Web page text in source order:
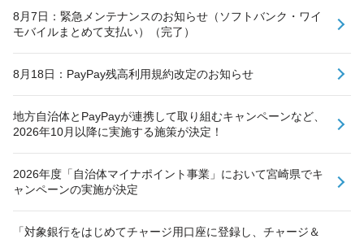
8月7日：緊急メンテナンスのお知らせ（ソフトバンク・ワイ
モバイルまとめて支払い）（完了）
8月18日：PayPay残高利用規約改定のお知らせ
地方自治体とPayPayが連携して取り組むキャンペーンなど、
2026年10月以降に実施する施策が決定！
2026年度「自治体マイナポイント事業」において宮崎県でキ
ャンペーンの実施が決定
「対象銀行をはじめてチャージ用口座に登録し、チャージ＆